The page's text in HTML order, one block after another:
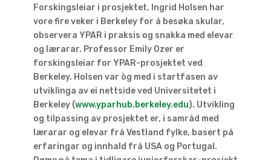
Forskingsleiar i prosjektet, Ingrid Holsen har
vore fire veker i Berkeley for å besøka skular,
observera YPAR i praksis og snakka med elevar
og lærarar. Professor Emily Ozer er
forskingsleiar for YPAR-prosjektet ved
Berkeley. Holsen var òg med i startfasen av
utviklinga av ei nettside ved Universitetet i
Berkeley (www.yparhub.berkeley.edu). Utvikling
og tilpassing av prosjektet er, i samråd med
lærarar og elevar frå Vestland fylke, basert på
erfaringar og innhald frå USA og Portugal.